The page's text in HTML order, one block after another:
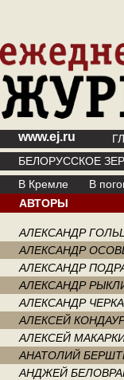
www.ej.ru
БЕЛОРУССКОЕ
В Кремле
В
АВТОРЫ
АЛЕКСАНДР
АЛЕКСАНДР
АЛЕКСАНДР
АЛЕКСАНДР
АЛЕКСАНДР
АЛЕКСЕЙ
АЛЕКСЕЙ
АНАТОЛИЙ
АНДЖЕЙ